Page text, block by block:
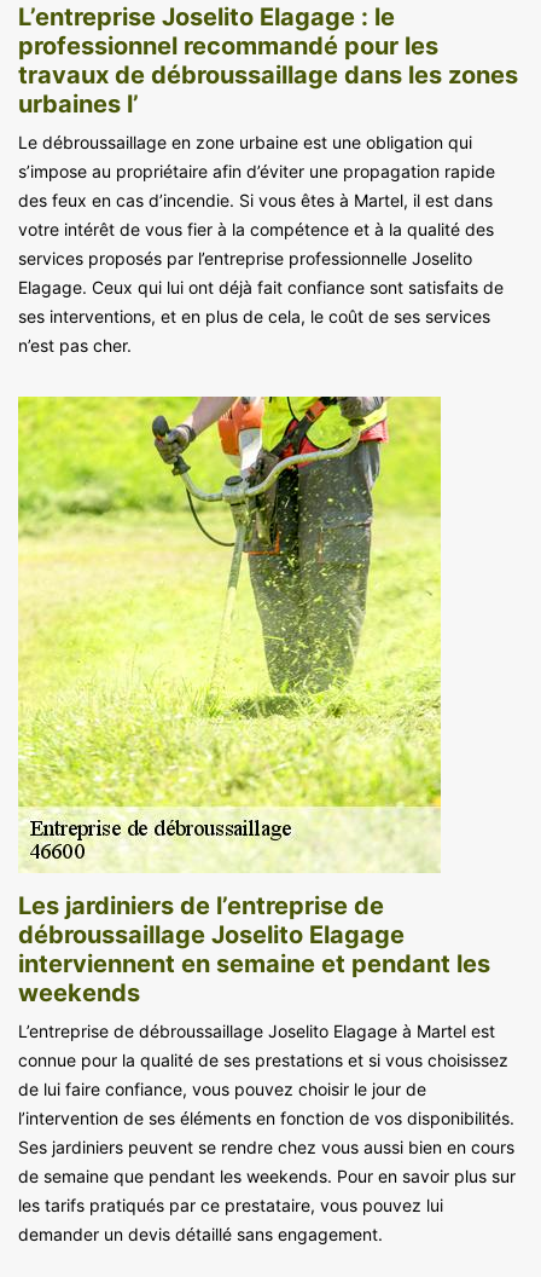
L’entreprise Joselito Elagage : le
professionnel recommandé pour les
travaux de débroussaillage dans les zones
urbaines l’
Le débroussaillage en zone urbaine est une obligation qui
s’impose au propriétaire afin d’éviter une propagation rapide
des feux en cas d’incendie. Si vous êtes à Martel, il est dans
votre intérêt de vous fier à la compétence et à la qualité des
services proposés par l’entreprise professionnelle Joselito
Elagage. Ceux qui lui ont déjà fait confiance sont satisfaits de
ses interventions, et en plus de cela, le coût de ses services
n’est pas cher.
Les jardiniers de l’entreprise de
débroussaillage Joselito Elagage
interviennent en semaine et pendant les
weekends
L’entreprise de débroussaillage Joselito Elagage à Martel est
connue pour la qualité de ses prestations et si vous choisissez
de lui faire confiance, vous pouvez choisir le jour de
l’intervention de ses éléments en fonction de vos disponibilités.
Ses jardiniers peuvent se rendre chez vous aussi bien en cours
de semaine que pendant les weekends. Pour en savoir plus sur
les tarifs pratiqués par ce prestataire, vous pouvez lui
demander un devis détaillé sans engagement.